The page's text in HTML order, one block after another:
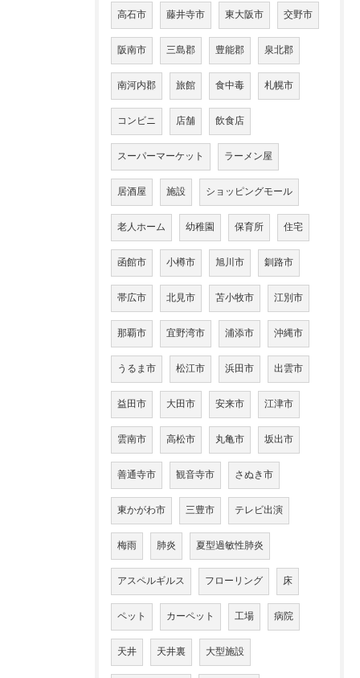
高石市 藤井寺市 東大阪市 交野市
阪南市 三島郡 豊能郡 泉北郡
南河内郡 旅館 食中毒 札幌市
コンビニ 店舗 飲食店
スーパーマーケット ラーメン屋
居酒屋 施設 ショッピングモール
老人ホーム 幼稚園 保育所 住宅
函館市 小樽市 旭川市 釧路市
帯広市 北見市 苫小牧市 江別市
那覇市 宜野湾市 浦添市 沖縄市
うるま市 松江市 浜田市 出雲市
益田市 大田市 安来市 江津市
雲南市 高松市 丸亀市 坂出市
善通寺市 観音寺市 さぬき市
東かがわ市 三豊市 テレビ出演
梅雨 肺炎 夏型過敏性肺炎
アスペルギルス フローリング 床
ペット カーペット 工場 病院
天井 天井裏 大型施設